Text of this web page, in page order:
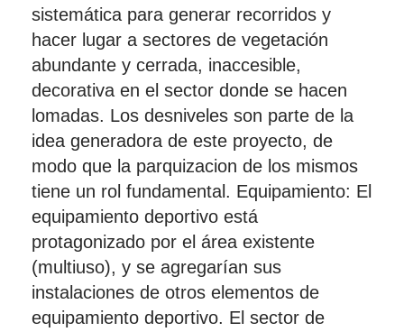
sistemática para generar recorridos y
hacer lugar a sectores de vegetación
abundante y cerrada, inaccesible,
decorativa en el sector donde se hacen
lomadas. Los desniveles son parte de la
idea generadora de este proyecto, de
modo que la parquizacion de los mismos
tiene un rol fundamental. Equipamiento: El
equipamiento deportivo está
protagonizado por el área existente
(multiuso), y se agregarían sus
instalaciones de otros elementos de
equipamiento deportivo. El sector de